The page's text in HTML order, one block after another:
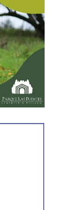
la etapa inicial
presentada, se
la demanda
que el
el conflicto
intentar
antes
que el
cuando una de
acción.